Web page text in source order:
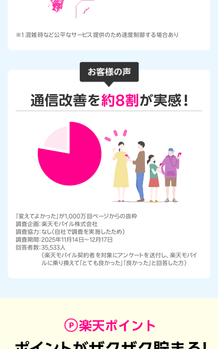
※1 混雑時など公平なサービス提供のため速度制御する場合あり
「変えてよかった」が1,000万回ページからの抜粋
調査企画：楽天モバイル株式会社
調査協力： なし（自社で調査を実施したため）
調査期間：2025年11月14日～12月17日
回答者数：35,533人
（楽天モバイル契約者を対象にアンケートを送付し、楽天モバイ
ルに乗り換えて「とても良かった」「良かった」と回答した方）